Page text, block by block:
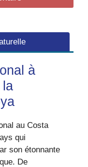
à
la
au Costa
qui
son étonnante
De